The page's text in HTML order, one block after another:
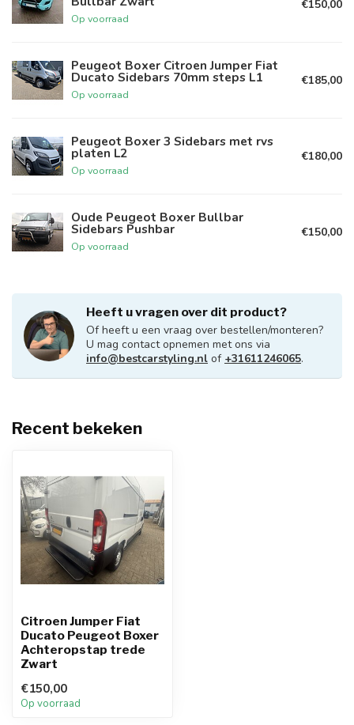
Op voorraad
€150,00
Peugeot Boxer Citroen Jumper Fiat
Ducato Sidebars 70mm steps L1
Op voorraad
€185,00
Peugeot Boxer 3 Sidebars met rvs
platen L2
Op voorraad
€180,00
Oude Peugeot Boxer Bullbar
Sidebars Pushbar
Op voorraad
€150,00
Heeft u vragen over dit product?
Of heeft u een vraag over bestellen/monteren?
U mag contact opnemen met ons via
info@bestcarstyling.nl of +31611246065.
Recent bekeken
Citroen Jumper Fiat
Ducato Peugeot Boxer
Achteropstap trede
Zwart
€150,00
Op voorraad